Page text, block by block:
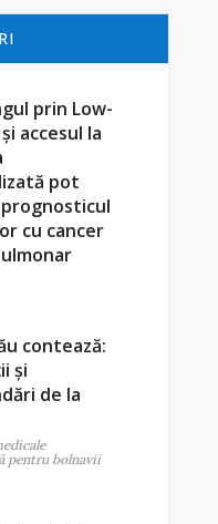
prin Low-
accesul la
pot
cu cancer
contează:
și
de la
pentru bolnavii